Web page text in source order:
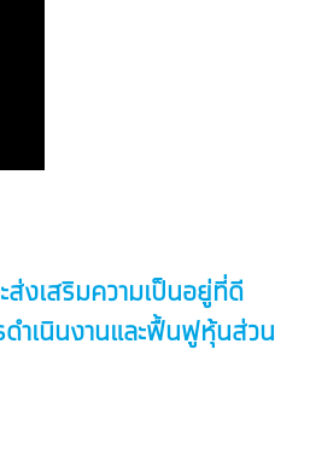
งเสริมความเป็นอยู่ที่ดี
ดำเนินงานและฟื้นฟูหุ้นส่วน